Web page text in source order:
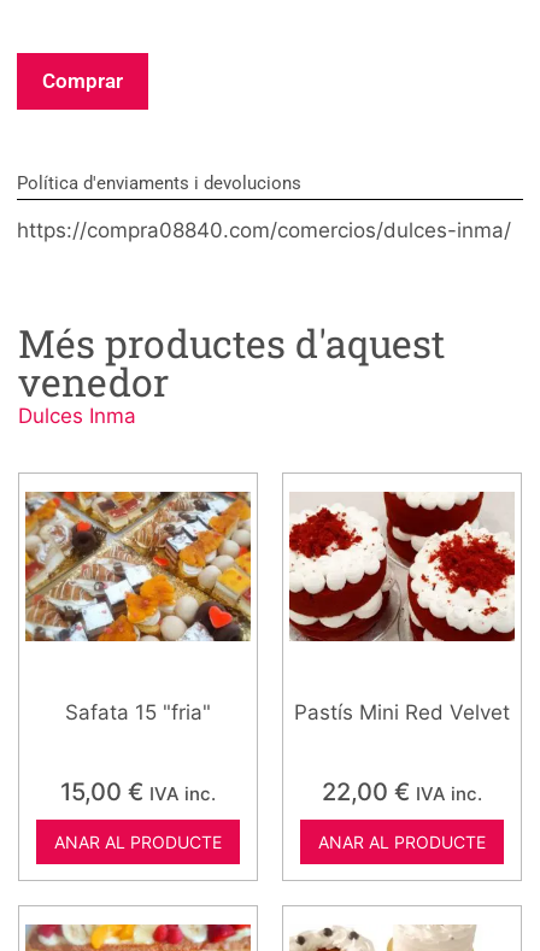
Comprar
Política d'enviaments i devolucions
https://compra08840.com/comercios/dulces-inma/
Més productes d'aquest
venedor
Dulces Inma
Safata 15 "fria"
15,00 € IVA inc.
ANAR AL PRODUCTE
Pastís Mini Red Velvet
22,00 € IVA inc.
ANAR AL PRODUCTE